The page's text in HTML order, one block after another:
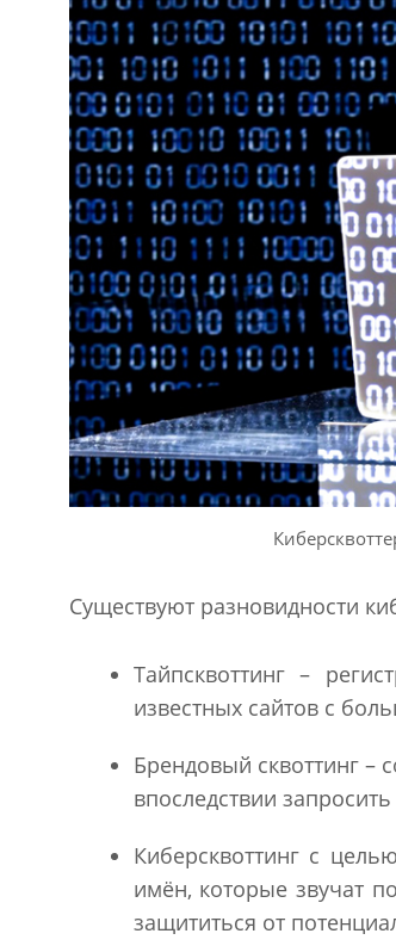
Существуют разновидности
Тайпсквоттинг –
известных сайтов с
Брендовый сквоттинг
впоследствии
Киберсквоттинг с
имён, которые звучат
защититься от